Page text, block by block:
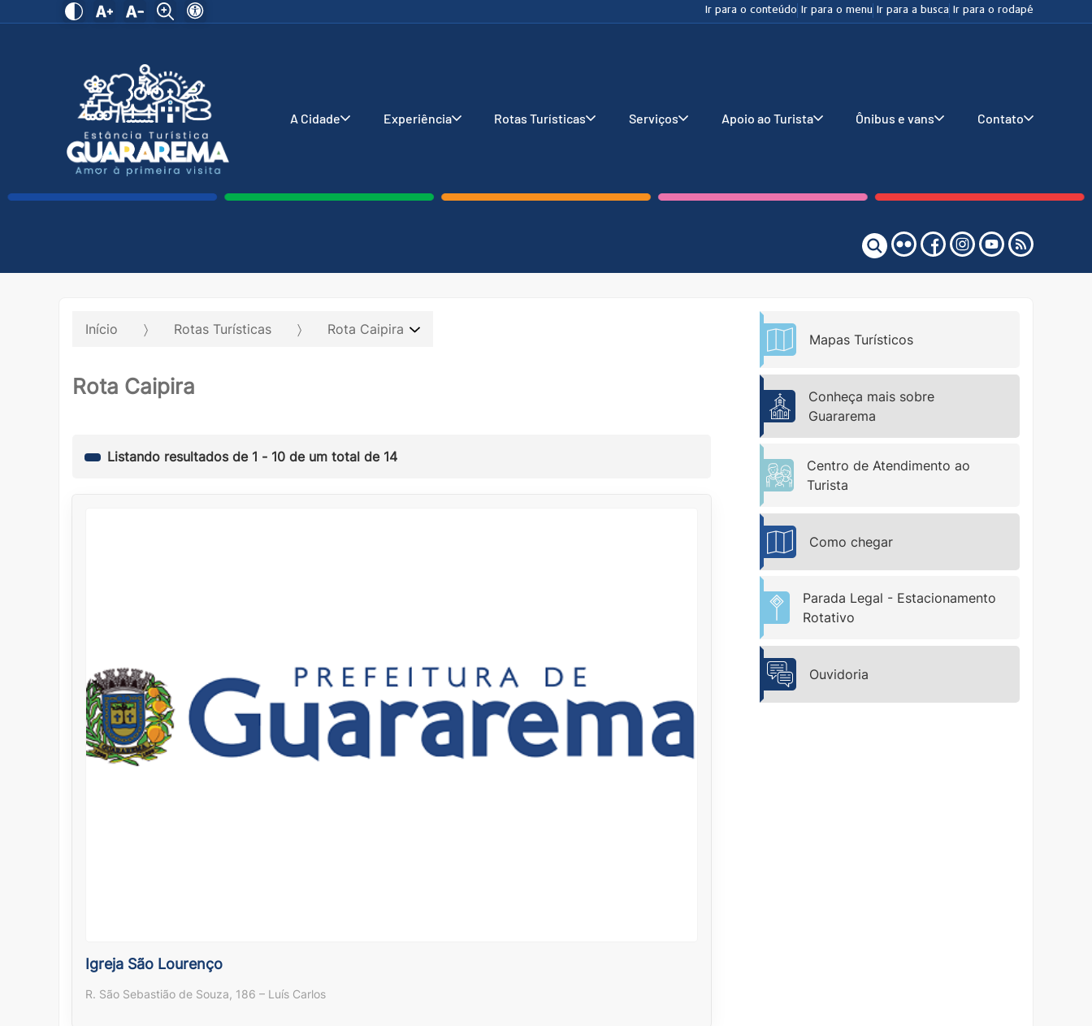
Ir para o conteúdo Ir para o menu Ir para a busca Ir para o rodapé
A Cidade Experiência Rotas Turísticas Serviços Apoio ao Turista Ônibus e vans Contato
Início Rotas Turísticas Rota Caipira
Rota Caipira
Listando resultados de 1 - 10 de um total de 14
Igreja São Lourenço
R. São Sebastião de Souza, 186 – Luís Carlos
Mapas Turísticos
Conheça mais sobre
Guararema
Centro de Atendimento ao
Turista
Como chegar
Parada Legal - Estacionamento
Rotativo
Ouvidoria